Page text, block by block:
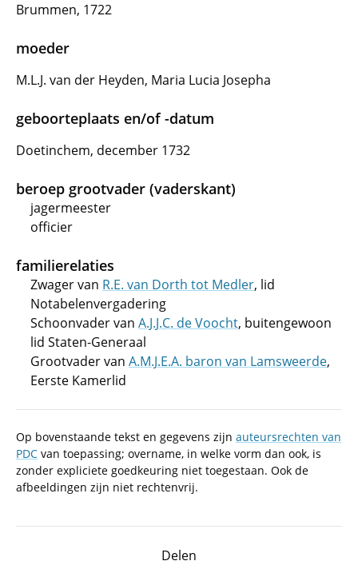
Brummen, 1722
moeder
M.L.J. van der Heyden, Maria Lucia Josepha
geboorteplaats en/of -datum
Doetinchem, december 1732
beroep grootvader (vaderskant)
jagermeester
officier
familierelaties
Zwager van R.E. van Dorth tot Medler, lid
Notabelenvergadering
Schoonvader van A.J.J.C. de Voocht, buitengewoon
lid Staten-Generaal
Grootvader van A.M.J.E.A. baron van Lamsweerde,
Eerste Kamerlid
Op bovenstaande tekst en gegevens zijn auteursrechten van
PDC van toepassing; overname, in welke vorm dan ook, is
zonder expliciete goedkeuring niet toegestaan. Ook de
afbeeldingen zijn niet rechtenvrij.
Delen